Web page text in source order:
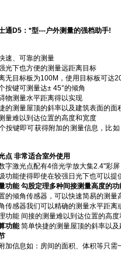
通D5 ：*型---户外测量的强档助手!
速、可靠的测量
光下也方便的测量远距离目标
无目标板为100M，使用目标板可达
按键可测量达± 45°的倾角
物测量水平距离得以实现
的测量屋顶的斜率以及建筑表面的面
量难以到达位置的高度和宽度
按键即可获得附加的测量信息，比
点 非常适合室外使用
字激光点配有4倍光学放大集2.4"彩
功能使得即使在较强日光下也可以提
功能 勾股定理多种间接测量高度的功
的倾角传感器，可以快速简易的测量
传感器我们可以精确的测量水平距离
功能 间接的测量难以到达位置的高度
功能简单快捷的测量屋顶的斜率以及
加信息如：房间的面积、体积等只需